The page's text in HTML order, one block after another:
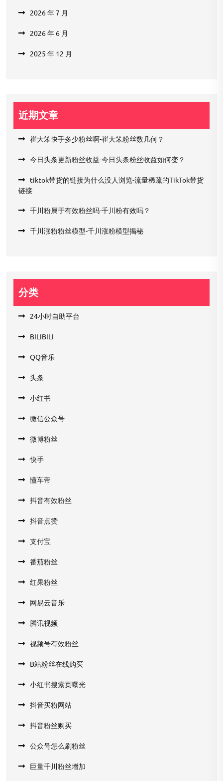
2026 年 7 月
2026 年 6 月
2025 年 12 月
近期文章
崔大笨快手多少粉丝啊-崔大笨粉丝数几何？
今日头条更新粉丝收益-今日头条粉丝收益如何变？
tiktok带货的链接为什么没人浏览-流量稀疏的TikTok带货
链接
千川粉属于有效粉丝吗-千川粉有效吗？
千川涨粉粉丝模型-千川涨粉模型揭秘
分类
24小时自助平台
BILIBILI
QQ音乐
头条
小红书
微信公众号
微博粉丝
快手
懂车帝
抖音有效粉丝
抖音点赞
支付宝
番茄粉丝
红果粉丝
网易云音乐
腾讯视频
视频号有效粉丝
B站粉丝在线购买
小红书搜索页曝光
抖音买粉网站
抖音粉丝购买
公众号怎么刷粉丝
巨量千川粉丝增加